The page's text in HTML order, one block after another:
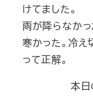
けてました。
雨が降らなか
寒かった。冷え
って正解。
本日